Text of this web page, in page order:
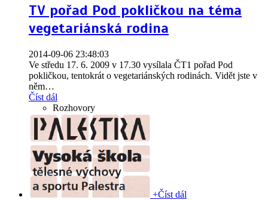
TV pořad Pod pokličkou na téma
vegetariánská rodina
2014-09-06 23:48:03
Ve středu 17. 6. 2009 v 17.30 vysílala ČT1 pořad Pod
pokličkou, tentokrát o vegetariánských rodinách. Vidět jste v
něm…
Číst dál
Rozhovory
+Číst dál